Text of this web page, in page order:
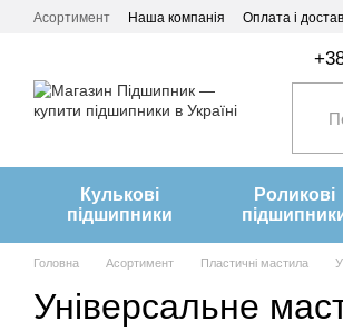
Перейти до основного контенту
Асортимент Наша компанія Оплата і
Кулькові
підшипники
Роликові
Головна Асортимент Пластичні мастила
Універсальне